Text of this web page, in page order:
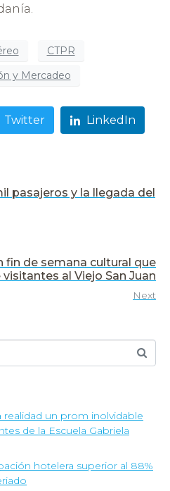
CTPR
y Mercadeo
Twitter LinkedIn
pasajeros y la llegada del
fin de semana cultural que
al Viejo San Juan
Next
realidad un prom inolvidable
de la Escuela Gabriela
hotelera superior al 88%